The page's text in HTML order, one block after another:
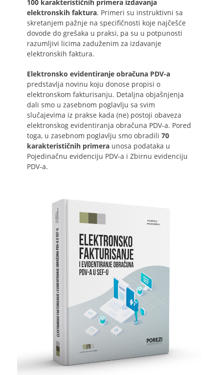
100 karakterističnih primera izdavanja
elektronskih faktura. Primeri su instruktivni sa
skretanjem pažnje na specifičnosti koje najčešće
dovode do grešaka u praksi, pa su u potpunosti
razumljivi licima zaduženim za izdavanje
elektronskih faktura.
Elektronsko evidentiranje obračuna PDV-a
predstavlja novinu koju donose propisi o
elektronskom fakturisanju. Detaljna objašnjenja
dali smo u zasebnom poglavlju sa svim
slučajevima iz prakse kada (ne) postoji obaveza
elektronskog evidentiranja obračuna PDV-a. Pored
toga, u zasebnom poglavlju smo obradili 70
karakterističnih primera unosa podataka u
Pojedinačnu evidenciju PDV-a i Zbirnu evidenciju
PDV-a.